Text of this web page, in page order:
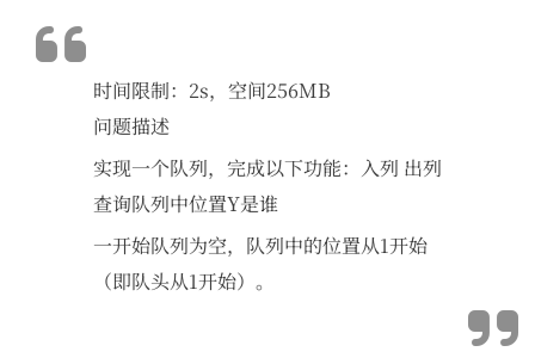
时间限制：2s，空间256MB
问题描述
实现一个队列，完成以下功能：入列 出列
查询队列中位置Y是谁
一开始队列为空，队列中的位置从1开始
（即队头从1开始）。